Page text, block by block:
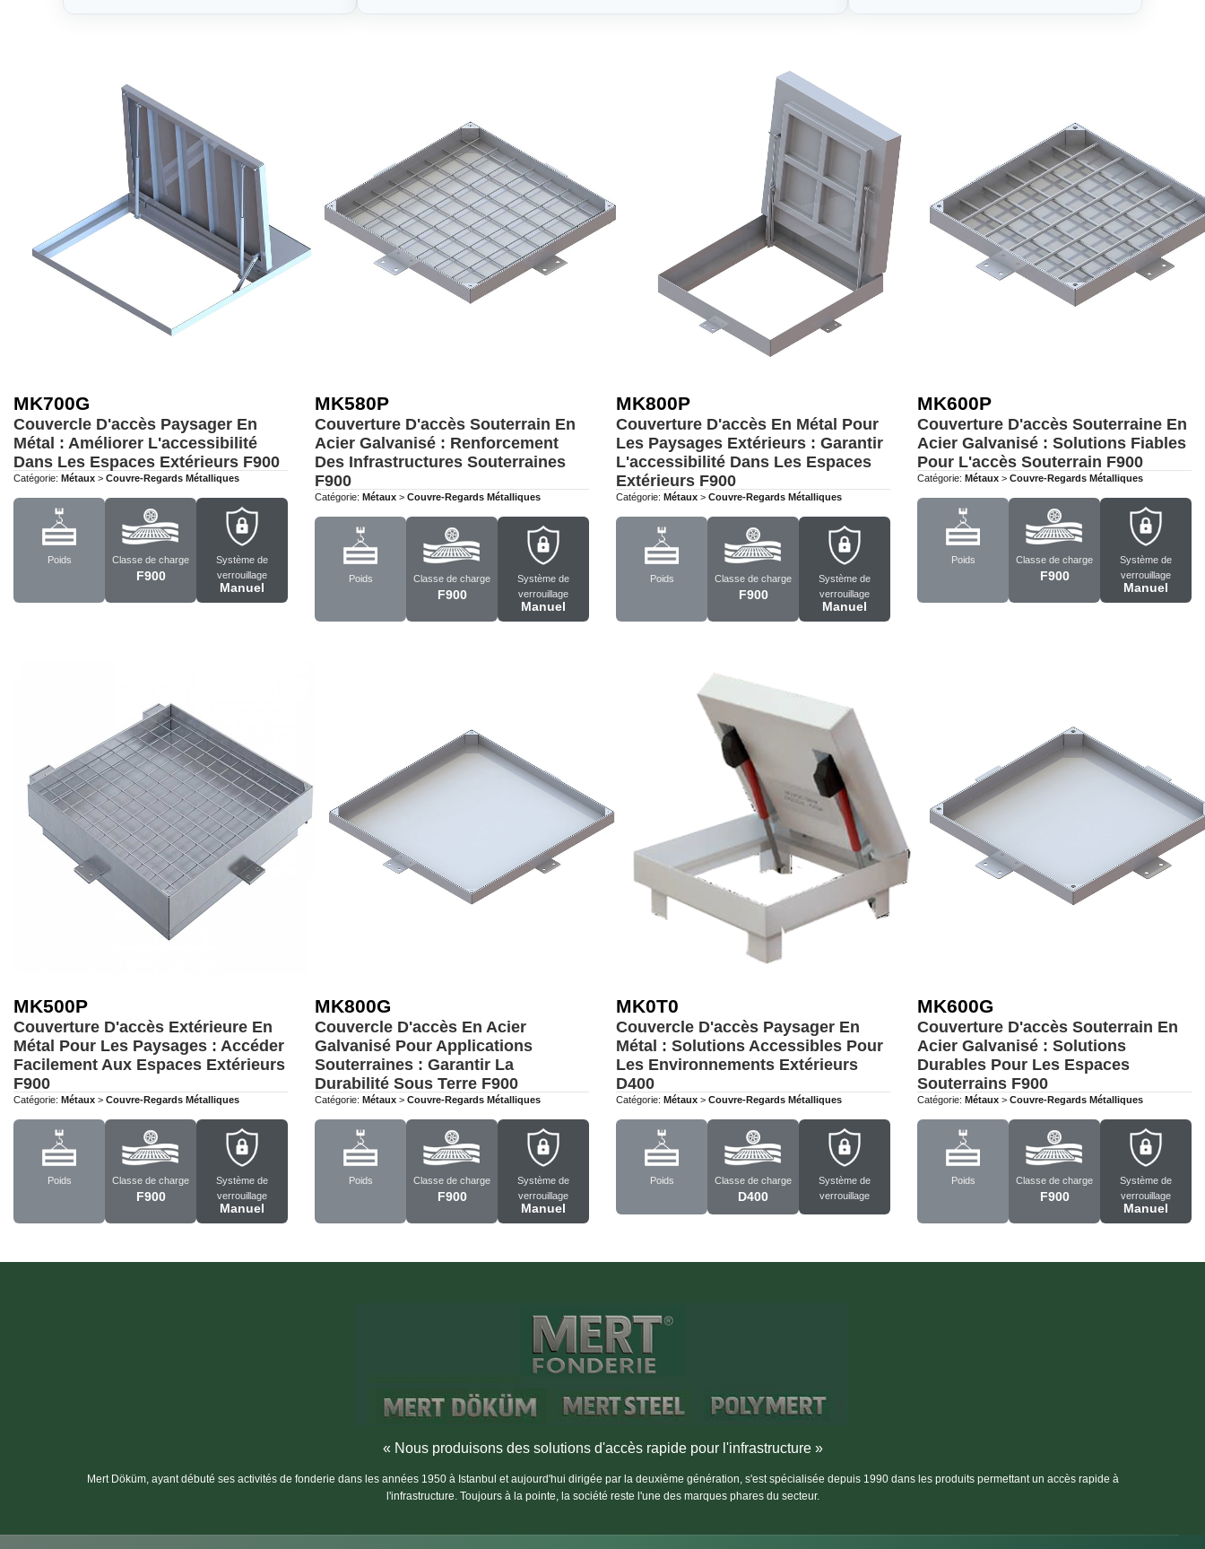
MK700G
Couvercle D'accès Paysager En
Métal : Améliorer L'accessibilité
Dans Les Espaces Extérieurs F900
Catégorie: Métaux > Couvre-Regards Métalliques
Poids Classe de charge
F900
Système de
verrouillage
Manuel
MK580P
Couverture D'accès Souterrain En
Acier Galvanisé : Renforcement
Des Infrastructures Souterraines
F900
Catégorie: Métaux > Couvre-Regards Métalliques
Poids Classe de charge
F900
Système de
verrouillage
Manuel
MK800P
Couverture D'accès En Métal Pour
Les Paysages Extérieurs : Garantir
L'accessibilité Dans Les Espaces
Extérieurs F900
Catégorie: Métaux > Couvre-Regards Métalliques
Poids Classe de charge
F900
Système de
verrouillage
Manuel
MK600P
Couverture D'accès Souterraine En
Acier Galvanisé : Solutions Fiables
Pour L'accès Souterrain F900
Catégorie: Métaux > Couvre-Regards Métalliques
Poids Classe de charge
F900
Système de
verrouillage
Manuel
MK500P
Couverture D'accès Extérieure En
Métal Pour Les Paysages : Accéder
Facilement Aux Espaces Extérieurs
F900
Catégorie: Métaux > Couvre-Regards Métalliques
Poids Classe de charge
F900
Système de
verrouillage
Manuel
MK800G
Couvercle D'accès En Acier
Galvanisé Pour Applications
Souterraines : Garantir La
Durabilité Sous Terre F900
Catégorie: Métaux > Couvre-Regards Métalliques
Poids Classe de charge
F900
Système de
verrouillage
Manuel
MK0T0
Couvercle D'accès Paysager En
Métal : Solutions Accessibles Pour
Les Environnements Extérieurs
D400
Catégorie: Métaux > Couvre-Regards Métalliques
Poids Classe de charge
D400
Système de
verrouillage
MK600G
Couverture D'accès Souterrain En
Acier Galvanisé : Solutions
Durables Pour Les Espaces
Souterrains F900
Catégorie: Métaux > Couvre-Regards Métalliques
Poids Classe de charge
F900
Système de
verrouillage
Manuel
« Nous produisons des solutions d'accès rapide pour l'infrastructure »
Mert Döküm, ayant débuté ses activités de fonderie dans les années 1950 à Istanbul et aujourd'hui dirigée par la deuxième génération, s'est spécialisée depuis 1990 dans les produits permettant un accès rapide à
l'infrastructure. Toujours à la pointe, la société reste l'une des marques phares du secteur.